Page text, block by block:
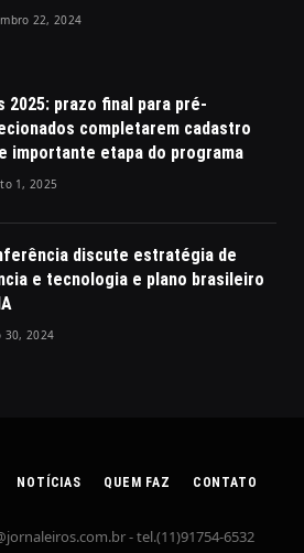
22, 2024
2025: prazo final para pré-
completarem cadastro
importante etapa do programa
1, 2025
discute estratégia de
e tecnologia e plano brasileiro
30, 2024
NOTÍCIAS QUEM FAZ CONTATO
- tel.(11)91754-6532